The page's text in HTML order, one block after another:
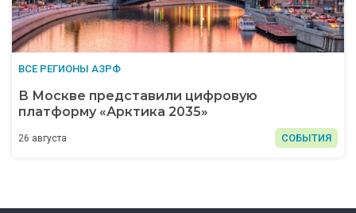
ВСЕ РЕГИОНЫ АЗРФ
В Москве представили цифровую
платформу «Арктика 2035»
26 августа СОБЫТИЯ